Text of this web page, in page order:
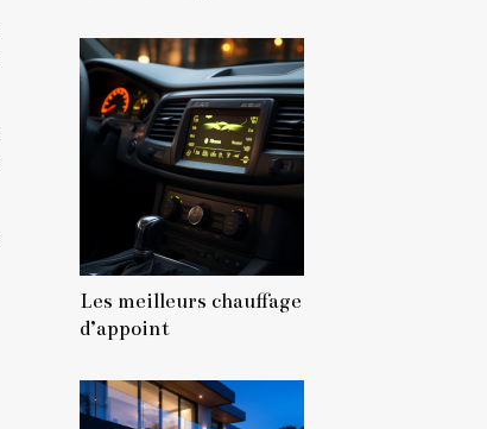
Les meilleurs chauffage
d’appoint